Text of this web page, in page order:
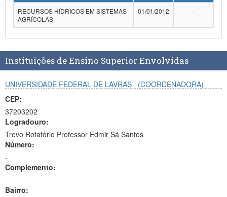
Banco Central do Brasil
Planalto
RECURSOS HÍDRICOS EM SISTEMAS
AGRÍCOLAS
01/01/2012 -
Instituições de Ensino Superior Envolvidas
UNIVERSIDADE FEDERAL DE LAVRAS
(COORDENADORA)
CEP:
37203202
Logradouro:
Trevo Rotatório Professor Edmir Sá Santos
Número:
-
Complemento:
-
Bairro: